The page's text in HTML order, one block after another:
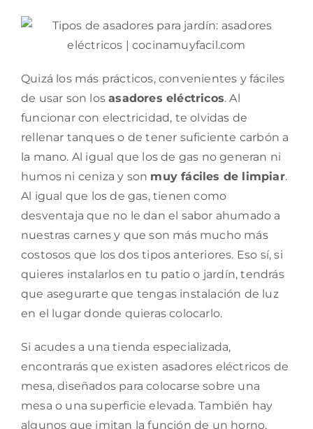
Quizá los más prácticos, convenientes y fáciles
de usar son losasadores eléctricos. Al
funcionar con electricidad, te olvidas de
rellenar tanques o de tener suficiente carbón a
la mano. Al igual que los de gas no generan ni
humos ni ceniza y son muy fáciles de limpiar.
Al igual que los de gas, tienen como
desventaja que no le dan el sabor ahumado a
nuestras carnes y que son más mucho más
costosos que los dos tipos anteriores. Eso sí, si
quieres instalarlos en tu patio o jardín, tendrás
que asegurarte que tengas instalación de luz
en el lugar donde quieras colocarlo.
Si acudes a una tienda especializada,
encontrarás que existen asadores eléctricos de
mesa, diseñados para colocarse sobre una
mesa o una superficie elevada. También hay
algunos que imitan la función de un horno,